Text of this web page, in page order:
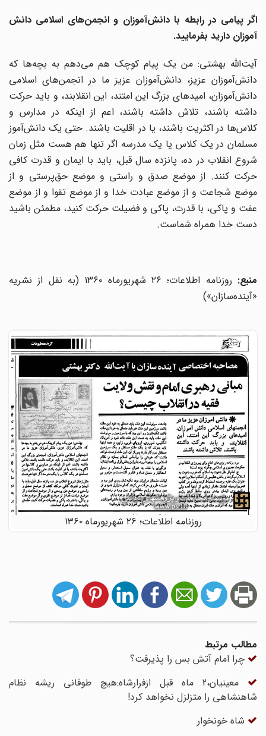
اگر پیامی در رابطه با دانش‌آموزان و انجمن‌های اسلامی دانش
آموزان دارید بفرمایید.
آیت‌الله بهشتی: من یک پیام کوچک هم می‌دهم به بچه‌ها که
دانش‌آموزان عزیز، دانش‌آموزان عزیز ما در انجمن‌های اسلامی
دانش‌آموزان، امیدهای بزرگ این امتند، این انقلابند، و باید حرکت
داشته باشند، تلاش داشته باشند، اعم از اینکه در مدارس و
کلاس‌ها در اکثریت باشند، یا در اقلیت باشند. حتی یک دانش‌آموز
مسلمان در یک کلاس یا یک مدرسه اگر تنها هم هست مثل زمان
شروع انقلاب در ده، پانزده سال قبل، باید با ایمان و قدرت کافی
حرکت کنند. از موضع صدق و راستی و موضع حق‌پرستی و از
موضع شجاعت و از موضع عبادت خدا و از موضع تقوا و از موضع
عفت و پاکی، با قدرت، پاکی و فضیلت حرکت کنید، مطمئن باشید
دست خدا همراه شماست.
منبع:
روزنامه اطلاعات؛ ۲۶ شهریورماه ۱۳۶۰ (به نقل از نشریه
«آینده‌سازان»)
روزنامه اطلاعات؛ ۲۶ شهریورماه ۱۳۶۰
مطالب مرتبط
چرا امام آتش بس را پذیرفت؟
معینیان،2 ماه قبل ازفرارشاه:هیچ طوفانی ریشه نظام
شاهنشاهی را متزلزل نخواهد کرد!
شاه خونخوار